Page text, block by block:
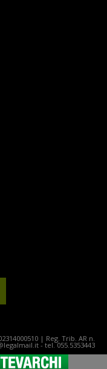
| Reg. Trib. AR n.
- tel. 055.5353443